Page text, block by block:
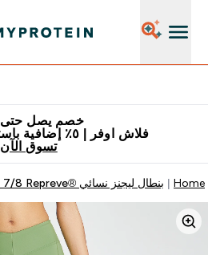
خصم يصل حتى ٣٠٪
فلاش اوفر | ٥٪ إضافية باستخدام كود محدود
تسوق الآن
Home بنطال ليجنز نسائي ®Tempo 7/8 Repreve من MP - أخضر تفاحي